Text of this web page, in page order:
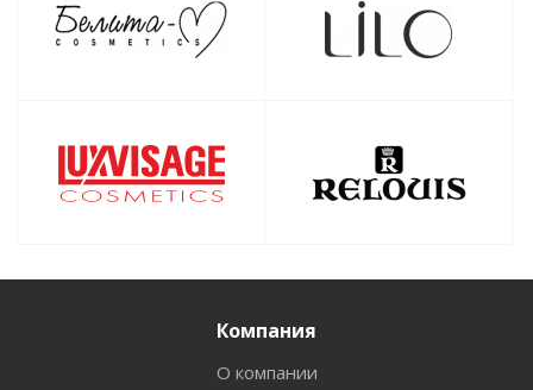
Компания
О компании